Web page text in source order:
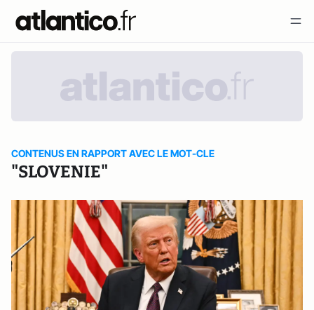
CONTENUS EN RAPPORT AVEC LE MOT-CLE
"SLOVENIE"